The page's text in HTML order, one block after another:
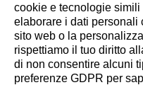
Convenzioni per Aziende
booking@italianway.house
+390286882952
cookie e tecnologie
elaborare i dati personali
sito web o la
rispettiamo il tuo diritto
di non consentire alcuni
preferenze GDPR per